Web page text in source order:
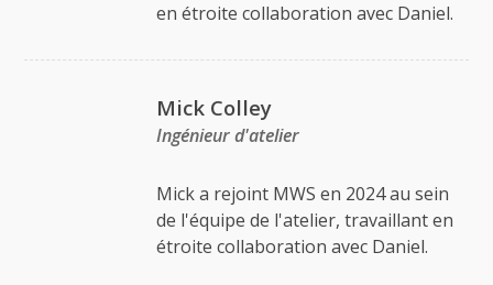
en étroite collaboration avec Daniel.
Mick Colley
Ingénieur d'atelier
Mick a rejoint MWS en 2024 au sein
de l'équipe de l'atelier, travaillant en
étroite collaboration avec Daniel.